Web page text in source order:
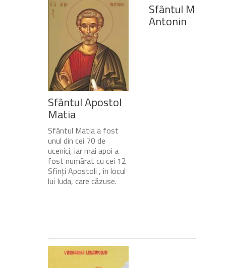
Sfântul Apostol
Matia
Sfântul Matia a fost
unul din cei 70 de
ucenici, iar mai apoi a
fost numărat cu cei 12
Sfinți Apostoli , în locul
lui Iuda, care căzuse.
Sfântul Mucenic
Antonin